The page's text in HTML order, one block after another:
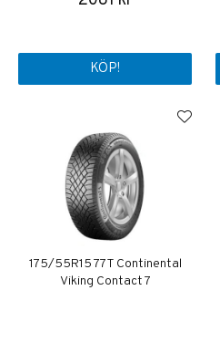
KÖP!
175/55R15 77T Continental
Viking Contact 7